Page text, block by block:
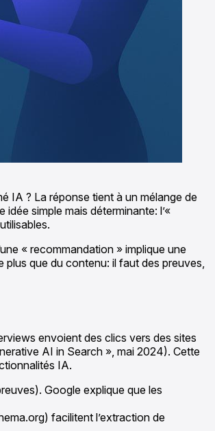
IA ? La réponse tient à un mélange de
simple mais déterminante: l’«
« recommandation » implique une
plus que du contenu: il faut des preuves,
envoient des clics vers des sites
AI in Search », mai 2024). Cette
IA.
Google explique que les
facilitent l’extraction de